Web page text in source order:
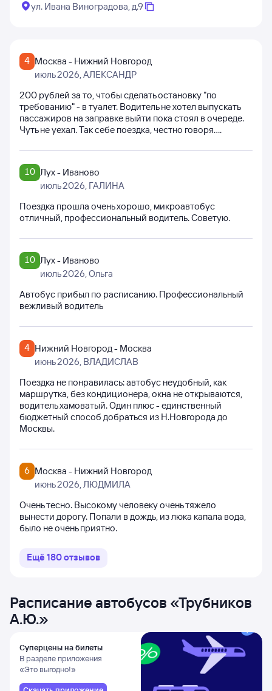
ул. Ивана Виноградова, д.9
Расписание автобусов «Трубников
А.Ю.»
Суперцены на билеты
В разделе приложения
«Это выгодно!»
4 Москва - Нижний Новгород
июль 2026, АЛЕКСАНДР
200 рублей за то, чтобы сделать остановку "по
требованию" - в туалет. Водитель не хотел выпускать
пассажиров на заправке выйти пока стоял в очереде.
Чуть не уехал. Так себе поездка, честно говоря....
10 Лух - Иваново
июль 2026, ГАЛИНА
Поездка прошла очень хорошо, микроавтобус
отличный, профессиональный водитель. Советую.
10 Лух - Иваново
июль 2026, Ольга
Автобус прибыл по расписанию. Профессиональный
вежливый водитель
4 Нижний Новгород - Москва
июнь 2026, ВЛАДИСЛАВ
Поездка не понравилась: автобус неудобный, как
маршрутка, без кондиционера, окна не открываются,
водитель хамоватый. Один плюс - единственный
бюджетный способ добраться из Н.Новгорода до
Москвы.
6 Москва - Нижний Новгород
июнь 2026, ЛЮДМИЛА
Очень тесно. Высокому человеку очень тяжело
вынести дорогу. Попали в дождь, из люка капала вода,
было не очень приятно.
Ещё 180отзывов